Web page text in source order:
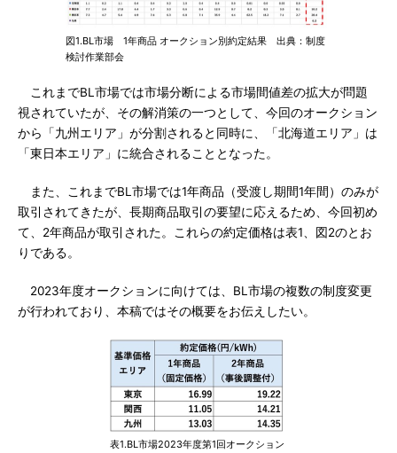
図1.BL市場 1年商品 オークション別約定結果 出典：制度
検討作業部会
これまでBL市場では市場分断による市場間値差の拡大が問題
視されていたが、その解消策の一つとして、今回のオークション
から「九州エリア」が分割されると同時に、「北海道エリア」は
「東日本エリア」に統合されることとなった。
また、これまでBL市場では1年商品（受渡し期間1年間）のみが
取引されてきたが、長期商品取引の要望に応えるため、今回初め
て、2年商品が取引された。これらの約定価格は表1、図2のとお
りである。
2023年度オークションに向けては、BL市場の複数の制度変更
が行われており、本稿ではその概要をお伝えしたい。
表1.BL市場2023年度第1回オークション